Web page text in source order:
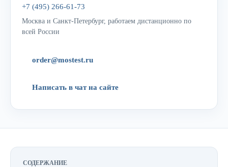
+7 (495) 266-61-73
Москва и Санкт-Петербург, работаем дистанционно по
всей России
order@mostest.ru
Написать в чат на сайте
СОДЕРЖАНИЕ